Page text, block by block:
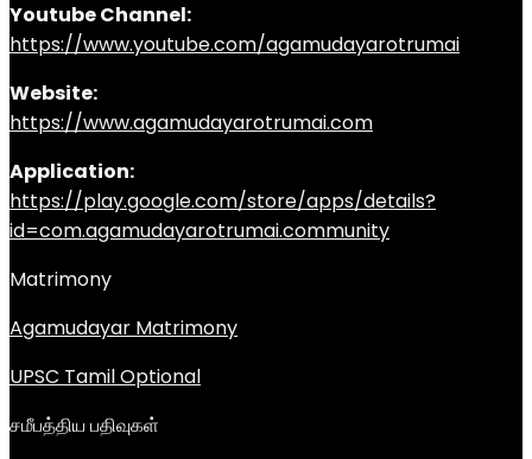
Youtube Channel:
https://www.youtube.com/agamudayarotrumai
Website:
https://www.agamudayarotrumai.com
Application:
https://play.google.com/store/apps/details?
id=com.agamudayarotrumai.community
Matrimony
Agamudayar Matrimony
UPSC Tamil Optional
சமீபத்திய பதிவுகள்